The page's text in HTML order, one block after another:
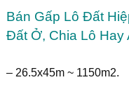
Bán Gấp Lô Đất
Đất Ở, Chia Lô
– 26.5x45m ~ 1150m2.